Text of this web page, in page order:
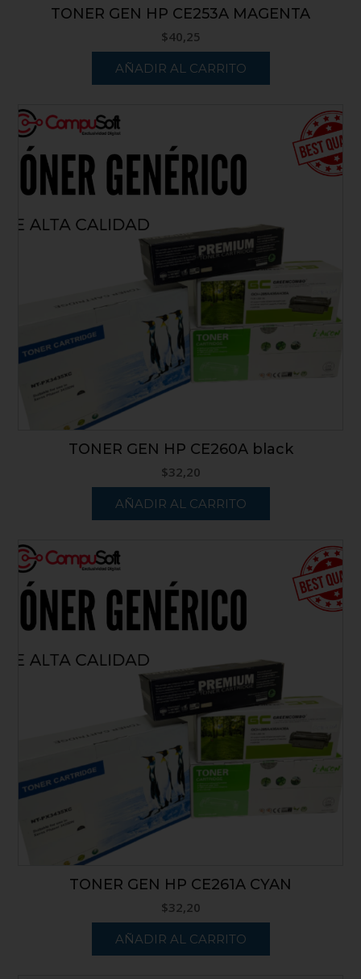
TONER GEN HP CE253A MAGENTA
$40,25
AÑADIR AL CARRITO
TONER GEN HP CE260A black
$32,20
AÑADIR AL CARRITO
TONER GEN HP CE261A CYAN
$32,20
AÑADIR AL CARRITO